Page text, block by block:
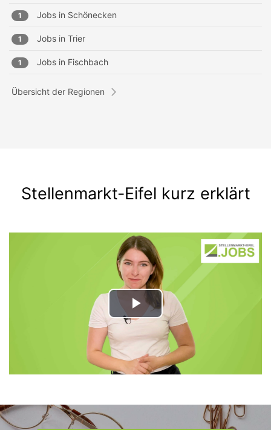
1 Jobs in Schönecken
1 Jobs in Trier
1 Jobs in Fischbach
Übersicht der Regionen
Stellenmarkt-Eifel kurz erklärt
Play
Video